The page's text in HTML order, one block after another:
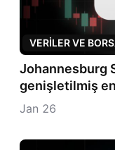
VERILER VE
Johannesburg
genişletilmiş
Jan 26